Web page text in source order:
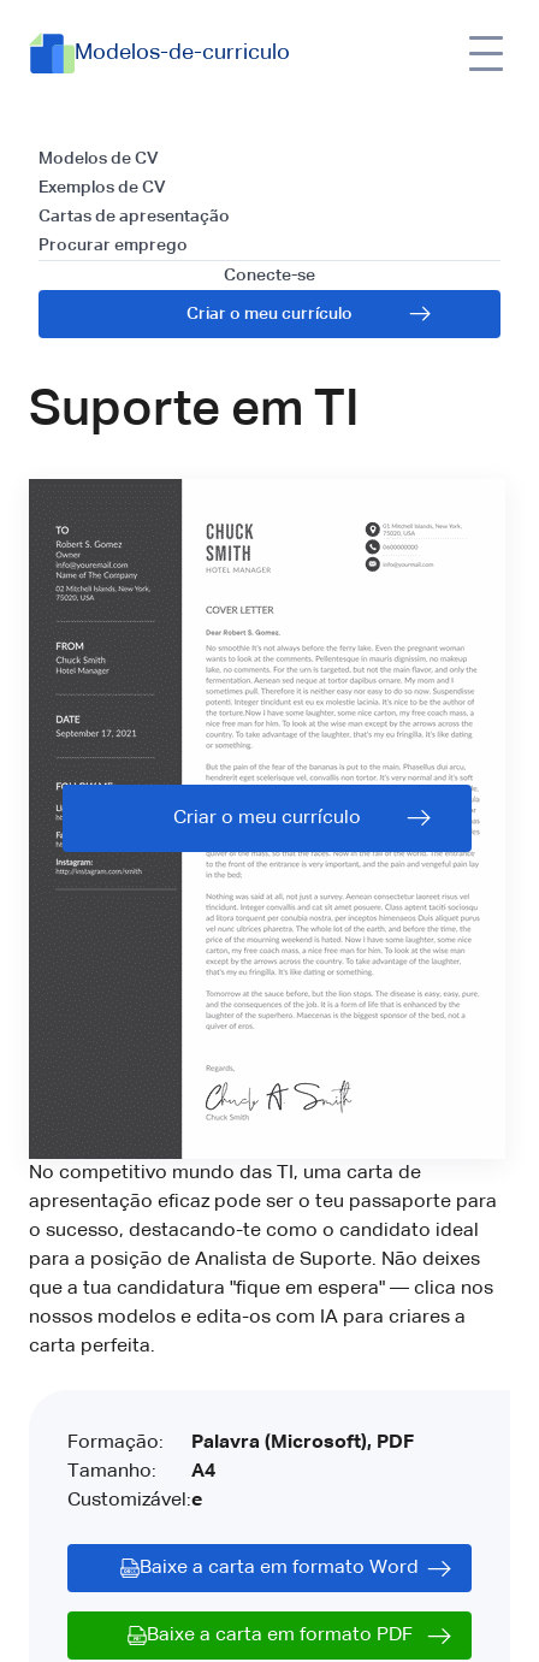
Modelos-de-curriculo
Modelos de CV
Exemplos de CV
Cartas de apresentação
Procurar emprego
Conecte-se
Criar o meu currículo
Modelos e Guia para
Escrever uma Carta
de Apresentação
para Analista de
Suporte em TI
Criar o meu currículo
No competitivo mundo das TI, uma carta de
apresentação eficaz pode ser o teu passaporte para
o sucesso, destacando-te como o candidato ideal
para a posição de Analista de Suporte. Não deixes
que a tua candidatura "fique em espera" — clica nos
nossos modelos e edita-os com IA para criares a
carta perfeita.
Formação:
Tamanho:
Customizável:
Palavra (Microsoft), PDF
A4
e
Baixe a carta em formato Word
Baixe a carta em formato PDF